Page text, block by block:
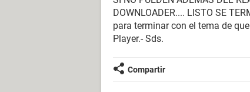
DOWNLOADER.... LISTO SE
para terminar con el tema de
Player.- Sds.
Compartir